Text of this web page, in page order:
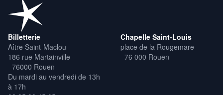
Billetterie
Aître Saint-Maclou
186 rue Martainville
76000 Rouen
Du mardi au vendredi de 13h
à 17h
Chapelle Saint-Louis
place de la Rougemare
76 000 Rouen